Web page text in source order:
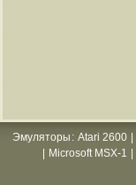
Эмуляторы : Atari 2600
Microsoft MSX-1